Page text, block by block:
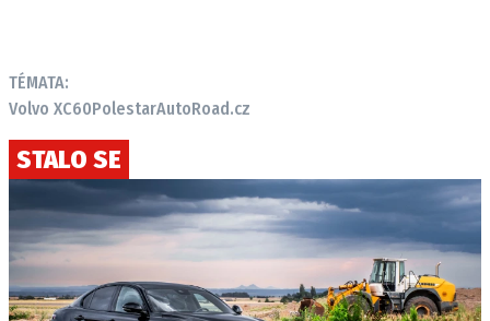
TÉMATA:
Volvo XC60PolestarAutoRoad.cz
STALO SE